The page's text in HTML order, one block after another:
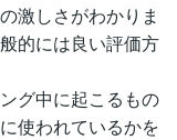
激しさがわかりま
的には良い評価方
グ中に起こるもの
使われているかを